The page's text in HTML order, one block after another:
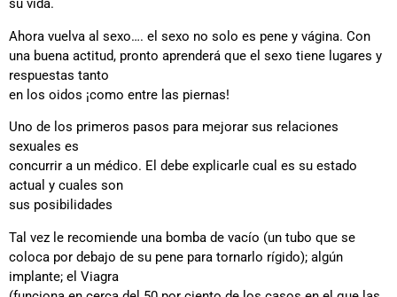
su vida.
Ahora vuelva al sexo…. el sexo no solo es pene y vágina. Con
una buena actitud, pronto aprenderá que el sexo tiene lugares y
respuestas tanto
en los oidos ¡como entre las piernas!
Uno de los primeros pasos para mejorar sus relaciones
sexuales es
concurrir a un médico. El debe explicarle cual es su estado
actual y cuales son
sus posibilidades
Tal vez le recomiende una bomba de vacío (un tubo que se
coloca por debajo de su pene para tornarlo rígido); algún
implante; el Viagra